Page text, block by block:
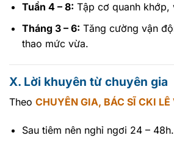
Tuần 4 – 8: Tập cơ quanh khớp,
Tháng 3 – 6: Tăng cường vận
thao mức vừa.
X. Lời khuyên từ chuyên gia
Theo CHUYÊN GIA, BÁC SĨ CKI
Sau tiêm nên nghỉ ngơi 24 – 48h.